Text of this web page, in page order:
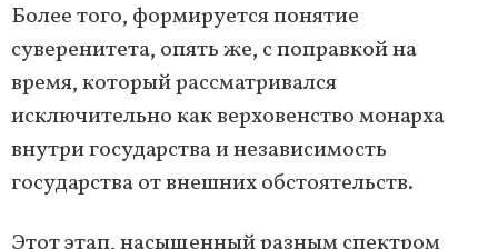
Более того, формируется понятие
суверенитета, опять же, с поправкой на
время, который рассматривался
исключительно как верховенство монарха
внутри государства и независимость
государства от внешних обстоятельств.